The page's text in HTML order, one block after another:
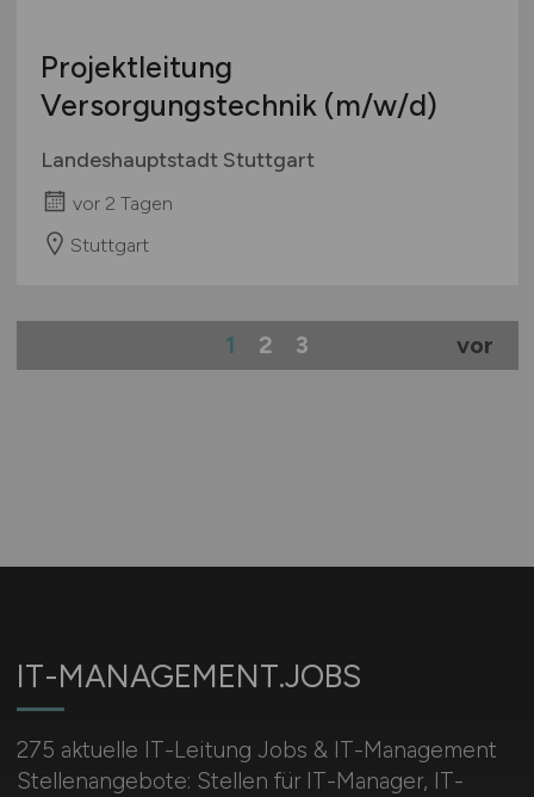
Projektleitung
Versorgungstechnik (m/w/d)
Landeshauptstadt Stuttgart
vor 2 Tagen
Stuttgart
1 2 3 vor
IT-MANAGEMENT.JOBS
275 aktuelle IT-Leitung Jobs & IT-Management
Stellenangebote: Stellen für IT-Manager, IT-